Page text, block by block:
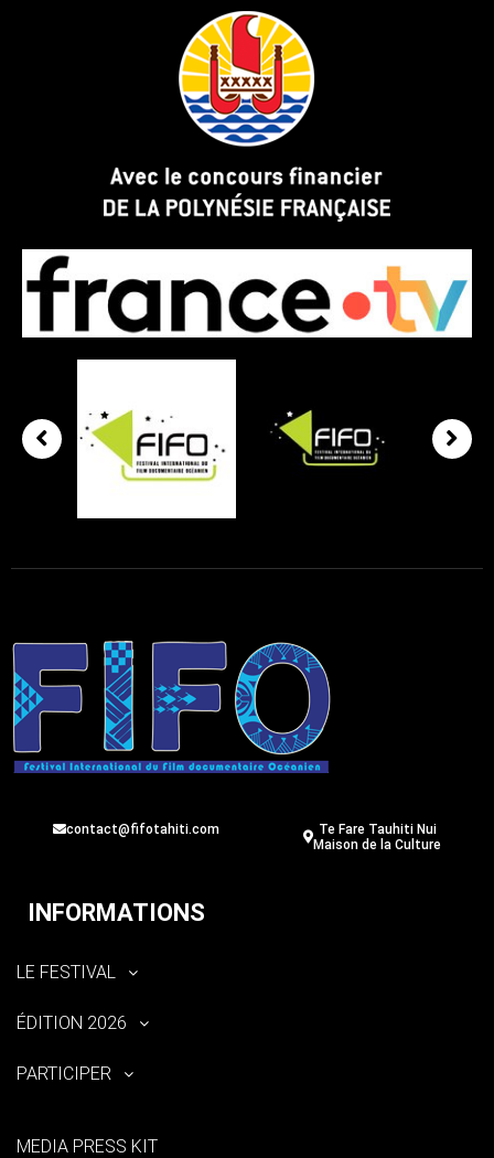
contact@fifotahiti.com
Te Fare Tauhiti Nui
Maison de la Culture
INFORMATIONS
LE FESTIVAL
ÉDITION 2026
PARTICIPER
MEDIA PRESS KIT